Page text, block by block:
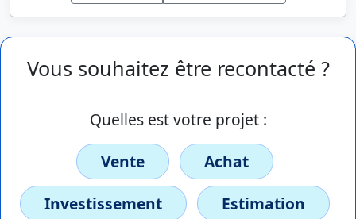
Vous souhaitez être recontacté ?
Quelles est votre projet :
Vente
Achat
Investissement
Estimation